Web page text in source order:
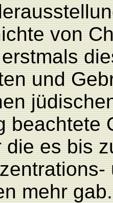
von
und
beachtete
die es bis
mehr gab.